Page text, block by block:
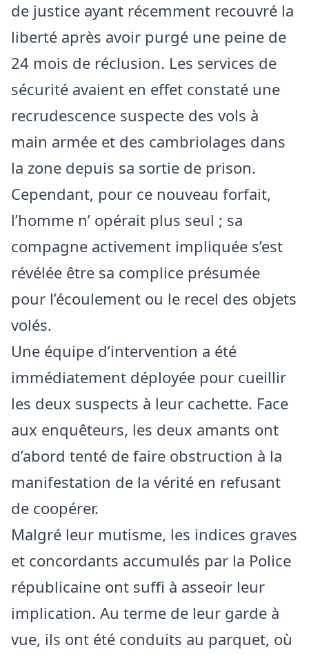
de justice ayant récemment recouvré la
liberté après avoir purgé une peine de
24 mois de réclusion. Les services de
sécurité avaient en effet constaté une
recrudescence suspecte des vols à
main armée et des cambriolages dans
la zone depuis sa sortie de prison.
Cependant, pour ce nouveau forfait,
l’homme n’ opérait plus seul ; sa
compagne activement impliquée s’est
révélée être sa complice présumée
pour l’écoulement ou le recel des objets
volés.
​Une équipe d’intervention a été
immédiatement déployée pour cueillir
les deux suspects à leur cachette. Face
aux enquêteurs, les deux amants ont
d’abord tenté de faire obstruction à la
manifestation de la vérité en refusant
de coopérer.
​Malgré leur mutisme, les indices graves
et concordants accumulés par la Police
républicaine ont suffi à asseoir leur
implication. Au terme de leur garde à
vue, ils ont été conduits au parquet, où